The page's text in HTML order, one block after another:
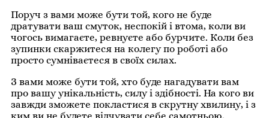
Поруч з вами може бути той, кого не буде
дратувати ваш смуток, неспокій і втома, коли ви
чогось вимагаєте, ревнуєте або бурчите. Коли без
зупинки скаржитеся на колегу по роботі або
просто сумніваєтеся в своїх силах.
З вами може бути той, хто буде нагадувати вам
про вашу унікальність, силу і здібності. На кого ви
завжди зможете покластися в скрутну хвилину, і з